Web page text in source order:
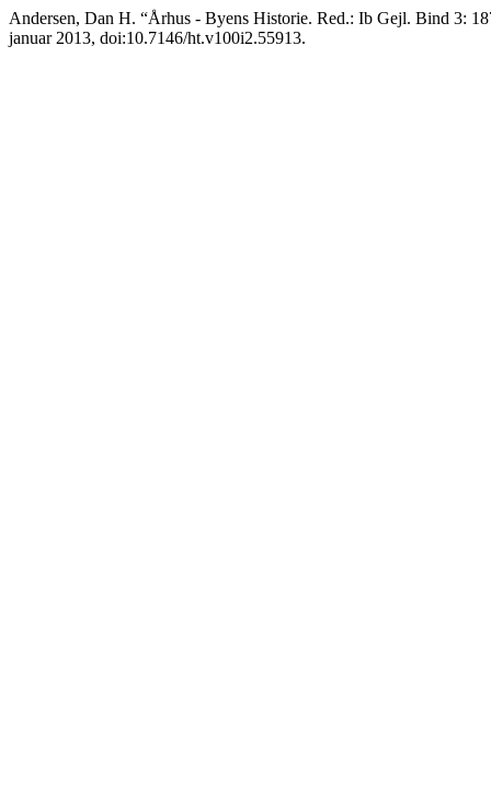
Andersen, Dan H. “Århus - Byens Historie. Red.: Ib Gejl. Bind 3:
januar 2013, doi:10.7146/ht.v100i2.55913.